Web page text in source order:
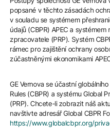
popsané v těchto zásadách
v souladu se systémem
údajů (CBPR) APEC a
zpracovatele (PRP). Systém
rámec pro zajištění ochrany
zúčastněnými ekonomikami
GE Vernova se účastní
Rules (CBPR) a systému Global
(PRP). Chcete-li zobrazit náš
navštivte adresář Global CBPR
https://www.globalcbpr.org/